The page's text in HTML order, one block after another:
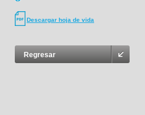
Descargar hoja de vida
Regresar